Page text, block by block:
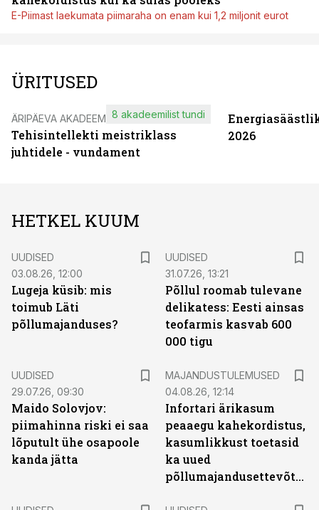
E-Piimast laekumata piimaraha on enam kui 1,2 miljonit eurot
ÜRITUSED
ÄRIPÄEVA AKADEEMIA
Tehisintellekti meistriklass
juhtidele - vundament
8 akadeemilist tundi
2026
HETKEL KUUM
UUDISED
03.08.26, 12:00
Lugeja küsib: mis
toimub Läti
põllumajanduses?
UUDISED
31.07.26, 13:21
Põllul roomab tulevane
delikatess: Eesti ainsas
teofarmis kasvab 600
000 tigu
UUDISED
29.07.26, 09:30
Maido Solovjov:
piimahinna riski ei saa
lõputult ühe osapoole
kanda jätta
MAJANDUSTULEMUSED
04.08.26, 12:14
Infortari ärikasum
peaaegu kahekordistus,
kasumlikkust toetasid
ka uued
põllumajandusettevõtted